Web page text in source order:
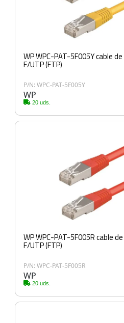
WP WPC-PAT-5F005Y cable
F/UTP (FTP)
P/N: WPC-PAT-5F005Y
WP
20 uds.
WP WPC-PAT-5F005R cable
F/UTP (FTP)
P/N: WPC-PAT-5F005R
WP
20 uds.